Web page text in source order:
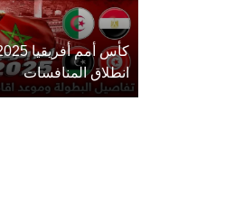
انطلاق المنافسات